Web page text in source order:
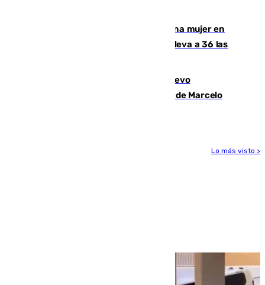
Igualdad confirma el asesinato de una mujer en
Benahavís como violencia machista y eleva a 36 las
El exdelantero Diego Forlán es el nuevo
seleccionador de Uruguay tras la salida de Marcelo
Lo más visto >